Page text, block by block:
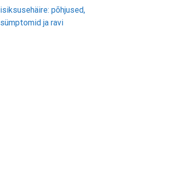
isiksusehäire: põhjused,
sümptomid ja ravi